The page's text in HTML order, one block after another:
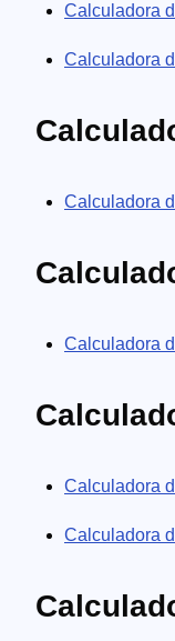
Calculadora
Calculadora
Calculadora
Calculadora
Calculadora
Calculadora